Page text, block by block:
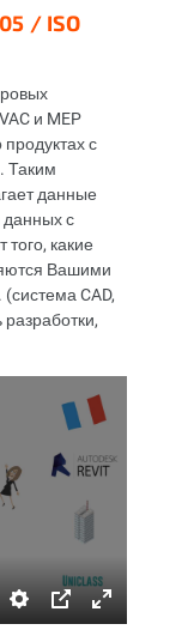
/ ISO
и MEP
с
Таким
данные
с
какие
Вашими
CAD,
Settings
PIP
Enter